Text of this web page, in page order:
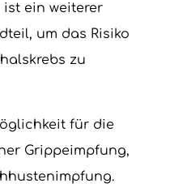
ist ein weiterer
um das Risiko
zu
für die
Grippeimpfung,